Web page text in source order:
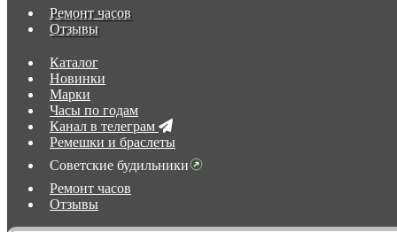
Ремонт часов
Отзывы
Каталог
Новинки
Марки
Часы по годам
Канал в телеграм
Ремешки и браслеты
Советские будильники
Ремонт часов
Отзывы